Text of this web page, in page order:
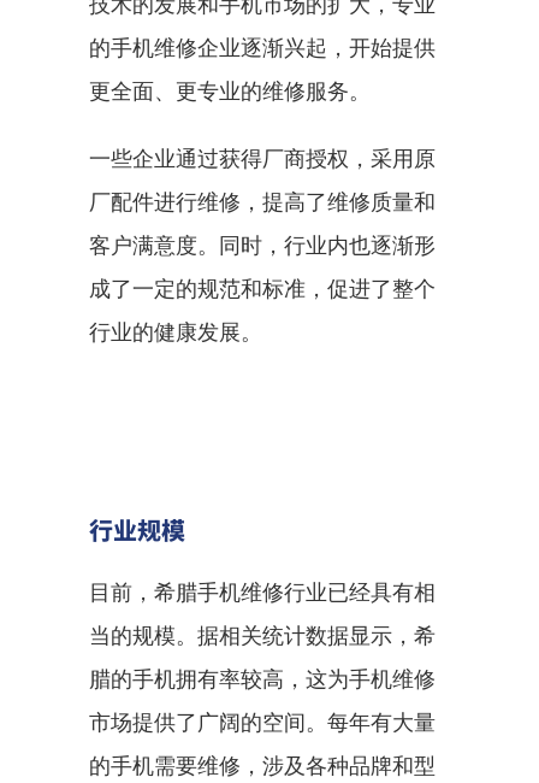
的手机维修企业逐渐兴起，开始提供
更全面、更专业的维修服务。
一些企业通过获得厂商授权，采用原
厂配件进行维修，提高了维修质量和
客户满意度。同时，行业内也逐渐形
成了一定的规范和标准，促进了整个
行业的健康发展。
行业规模
目前，希腊手机维修行业已经具有相
当的规模。据相关统计数据显示，希
腊的手机拥有率较高，这为手机维修
市场提供了广阔的空间。每年有大量
的手机需要维修，涉及各种品牌和型